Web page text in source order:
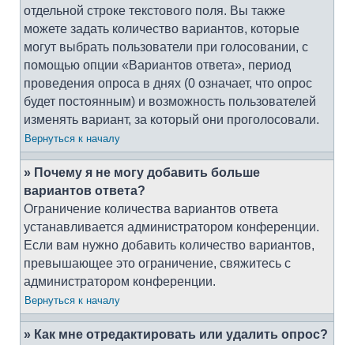
отдельной строке текстового поля. Вы также
можете задать количество вариантов, которые
могут выбрать пользователи при голосовании, с
помощью опции «Вариантов ответа», период
проведения опроса в днях (0 означает, что опрос
будет постоянным) и возможность пользователей
изменять вариант, за который они проголосовали.
Вернуться к началу
» Почему я не могу добавить больше
вариантов ответа?
Ограничение количества вариантов ответа
устанавливается администратором конференции.
Если вам нужно добавить количество вариантов,
превышающее это ограничение, свяжитесь с
администратором конференции.
Вернуться к началу
» Как мне отредактировать или удалить опрос?